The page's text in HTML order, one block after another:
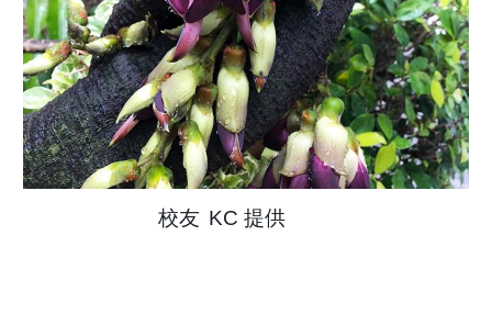
校友 KC 提供